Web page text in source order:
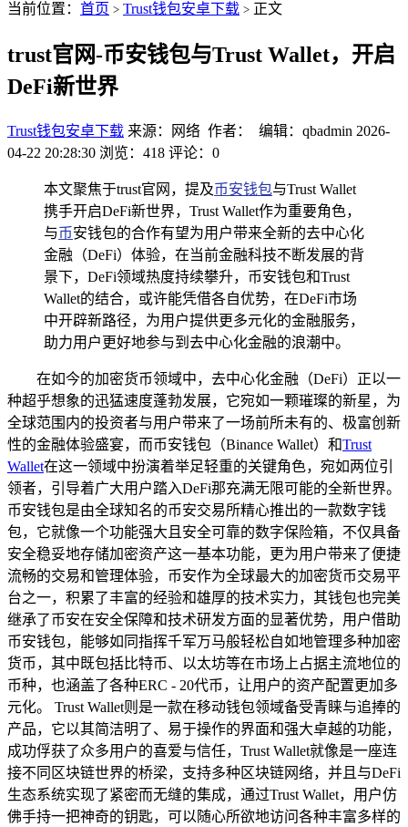
当前位置： 首页 > Trust钱包安卓下载 > 正文
trust官网-币安钱包与Trust Wallet，开启
DeFi新世界
Trust钱包安卓下载 来源：网络 作者： 编辑：qbadmin 2026-
04-22 20:28:30 浏览：418 评论：0
本文聚焦于trust官网，提及币安钱包与Trust Wallet
携手开启DeFi新世界，Trust Wallet作为重要角色，
与币安钱包的合作有望为用户带来全新的去中心化
金融（DeFi）体验，在当前金融科技不断发展的背
景下，DeFi领域热度持续攀升，币安钱包和Trust
Wallet的结合，或许能凭借各自优势，在DeFi市场
中开辟新路径，为用户提供更多元化的金融服务，
助力用户更好地参与到去中心化金融的浪潮中。
在如今的加密货币领域中，去中心化金融（DeFi）正以一
种超乎想象的迅猛速度蓬勃发展，它宛如一颗璀璨的新星，为
全球范围内的投资者与用户带来了一场前所未有的、极富创新
性的金融体验盛宴，而币安钱包（Binance Wallet）和Trust
Wallet在这一领域中扮演着举足轻重的关键角色，宛如两位引
领者，引导着广大用户踏入DeFi那充满无限可能的全新世界。
币安钱包是由全球知名的币安交易所精心推出的一款数字钱
包，它就像一个功能强大且安全可靠的数字保险箱，不仅具备
安全稳妥地存储加密资产这一基本功能，更为用户带来了便捷
流畅的交易和管理体验，币安作为全球最大的加密货币交易平
台之一，积累了丰富的经验和雄厚的技术实力，其钱包也完美
继承了币安在安全保障和技术研发方面的显著优势，用户借助
币安钱包，能够如同指挥千军万马般轻松自如地管理多种加密
货币，其中既包括比特币、以太坊等在市场上占据主流地位的
币种，也涵盖了各种ERC - 20代币，让用户的资产配置更加多
元化。 Trust Wallet则是一款在移动钱包领域备受青睐与追捧的
产品，它以其简洁明了、易于操作的界面和强大卓越的功能，
成功俘获了众多用户的喜爱与信任，Trust Wallet就像是一座连
接不同区块链世界的桥梁，支持多种区块链网络，并且与DeFi
生态系统实现了紧密而无缝的集成，通过Trust Wallet，用户仿
佛手持一把神奇的钥匙，可以随心所欲地访问各种丰富多样的